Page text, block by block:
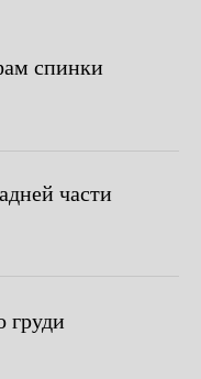
спинки
части
груди